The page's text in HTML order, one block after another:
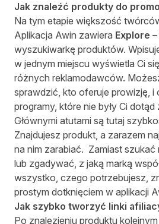
Jak znaleźć produkty do
Na tym etapie większość
Aplikacja Awin zawiera Explore
wyszukiwarkę produktów.
w jednym miejscu wyświetla Ci
różnych reklamodawców.
sprawdzić, kto oferuje prowizję, i
programy, które nie były Ci dotąd
Głównymi atutami są tutaj
Znajdujesz produkt, a zarazem
na nim zarabiać. Zamiast
lub zgadywać, z jaką marką
wszystko, czego potrzebujesz,
prostym dotknięciem w aplikacji
Jak szybko tworzyć linki
Po znalezieniu produktu